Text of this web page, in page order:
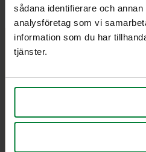
sådana identifierare och
analysföretag som vi
information som du har
tjänster.
PWS Finland
PWS kehittää
tehokkaita,
erittäin toimivia
ohjeet